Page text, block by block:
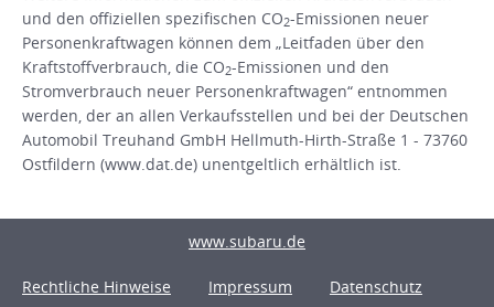
und den offiziellen spezifischen CO2-Emissionen neuer
Personenkraftwagen können dem „Leitfaden über den
Kraftstoffverbrauch, die CO2-Emissionen und den
Stromverbrauch neuer Personenkraftwagen“ entnommen
werden, der an allen Verkaufsstellen und bei der Deutschen
Automobil Treuhand GmbH Hellmuth-Hirth-Straße 1 - 73760
Ostfildern (www.dat.de) unentgeltlich erhältlich ist.
www.subaru.de
Rechtliche Hinweise Impressum Datenschutz